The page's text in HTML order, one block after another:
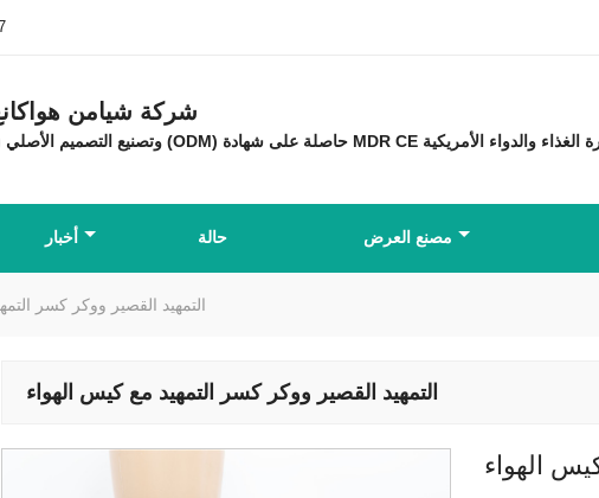
شركة شيامن
أخبار حالة مصنع العرض
التمهيد القصير ووكر كسر
التمهيد القصير ووكر كسر التمهيد مع كيس الهواء
الهواء